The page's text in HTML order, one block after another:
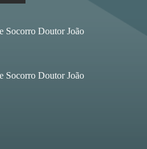
Socorro Doutor João
Socorro Doutor João